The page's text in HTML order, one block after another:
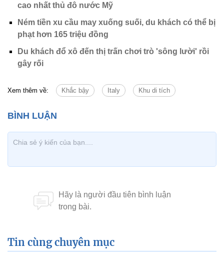
cao nhất thủ đô nước Mỹ
Ném tiền xu cầu may xuống suối, du khách có thể bị
phạt hơn 165 triệu đồng
Du khách đổ xô đến thị trấn chơi trò 'sông lười' rồi
gây rối
Xem thêm về: Khắc bậy Italy Khu di tích
Tin cùng chuyên mục